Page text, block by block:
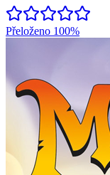
Přeloženo 100%